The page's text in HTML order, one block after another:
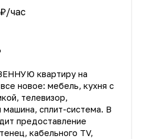
₽/час
квартиру на
новое: мебель, кухня с
телевизор,
машина, сплит-система. В
предоставление
кабельного TV,